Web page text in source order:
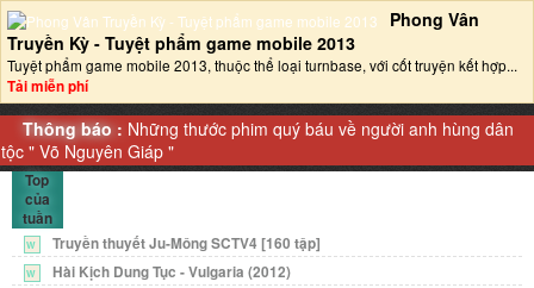
Phong Vân
Truyền Kỳ - Tuyệt phẩm game mobile 2013‎
Tuyệt phẩm game mobile 2013, thuộc thể loại turnbase, với cốt truyện kết hợp...
Tải miễn phí
Thông báo : Những thước phim quý báu về người anh hùng dân
tộc "Võ Nguyên Giáp "
Top
của
tuần
W Truyền thuyết Ju-Mông SCTV4 [160 tập]
W Hài Kịch Dung Tục - Vulgaria (2012)